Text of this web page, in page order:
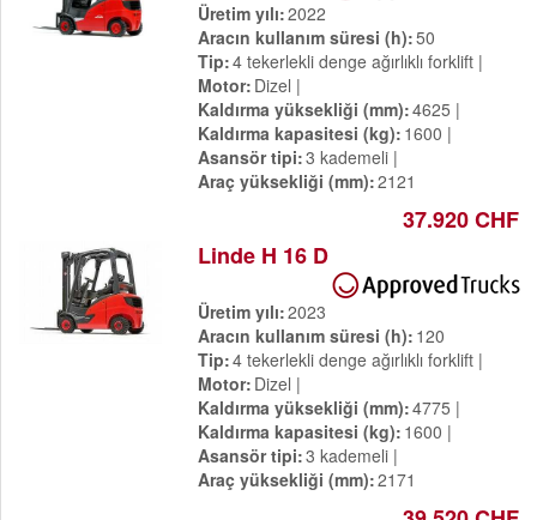
Üretim yılı 2022
Aracın kullanım süresi (h) 50
Tip 4 tekerlekli denge ağırlıklı forklift
Motor Dizel
Kaldırma yüksekliği (mm) 4625
Kaldırma kapasitesi (kg) 1600
Asansör tipi 3 kademeli
Araç yüksekliği (mm) 2121
37.920 CHF
Linde H 16 D
Üretim yılı 2023
Aracın kullanım süresi (h) 120
Tip 4 tekerlekli denge ağırlıklı forklift
Motor Dizel
Kaldırma yüksekliği (mm) 4775
Kaldırma kapasitesi (kg) 1600
Asansör tipi 3 kademeli
Araç yüksekliği (mm) 2171